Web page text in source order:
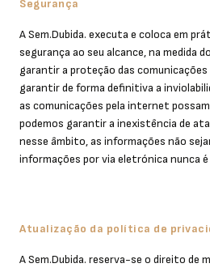
Segurança
A Sem.Dubida. executa e coloca em
segurança ao seu alcance, na medida
garantir a proteção das
garantir de forma definitiva a
as comunicações pela internet
podemos garantir a inexistência de
nesse âmbito, as informações não
informações por via eletrónica nunca
Atualização da política de
A Sem.Dubida. reserva-se o direito de